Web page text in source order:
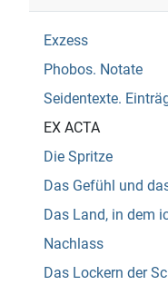
Exzess
Phobos. Notate
Seidentexte.
EX ACTA
Die Spritze
Das Gefühl und
Das Land, in dem
Nachlass
Das Lockern der